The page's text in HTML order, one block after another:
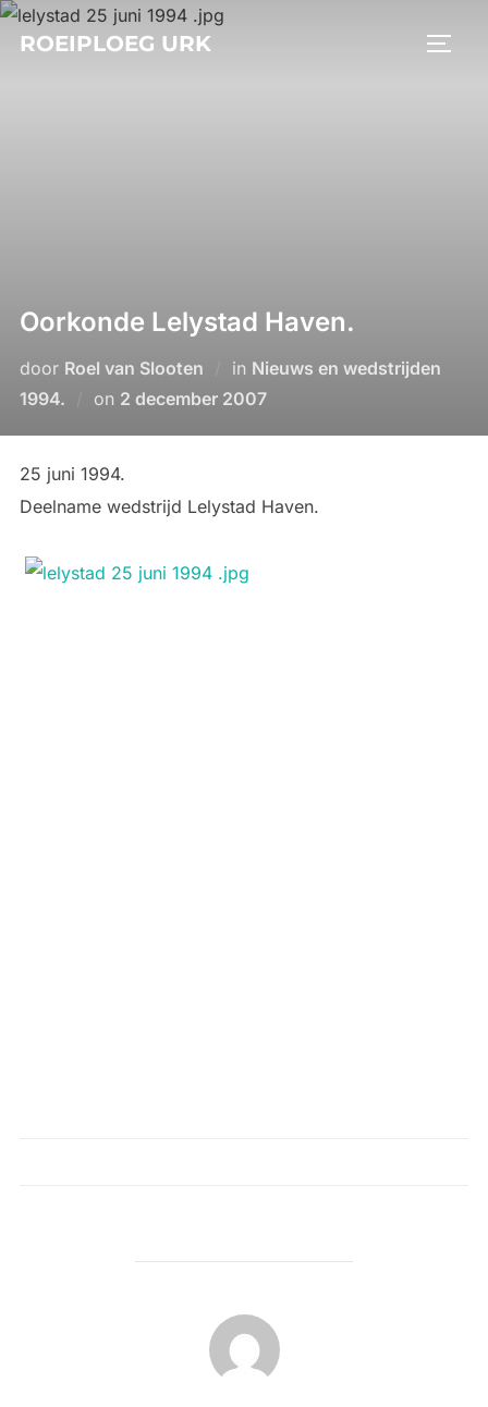
Ga
naarROEIPLOEG URK
Oorkonde Lelystad Haven.
door Roel van Slooten in Nieuws en wedstrijden
1994.
on Geplaatst
2 december 2007
25 juni 1994.
Deelname wedstrijd Lelystad Haven.
BERICHTAUTEUR